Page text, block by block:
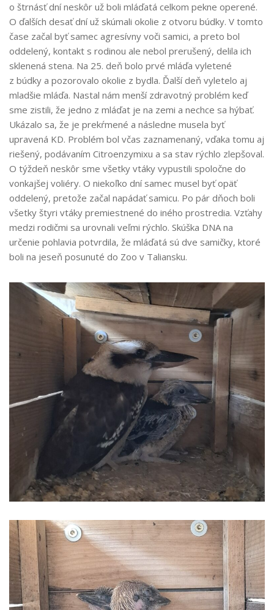
o štrnásť dní neskôr už boli mláďatá celkom pekne operené.
O ďalších desať dní už skúmali okolie z otvoru búdky. V tomto
čase začal byť samec agresívny voči samici, a preto bol
oddelený, kontakt s rodinou ale nebol prerušený, delila ich
sklenená stena. Na 25. deň bolo prvé mláďa vyletené
z búdky a pozorovalo okolie z bydla. Ďalší deň vyletelo aj
mladšie mláďa. Nastal nám menší zdravotný problém keď
sme zistili, že jedno z mláďat je na zemi a nechce sa hýbať.
Ukázalo sa, že je prekŕmené a následne musela byť
upravená KD. Problém bol včas zaznamenaný, vďaka tomu aj
riešený, podávaním Citroenzymixu a sa stav rýchlo zlepšoval.
O týždeň neskôr sme všetky vtáky vypustili spoločne do
vonkajšej voliéry. O niekoľko dní samec musel byť opäť
oddelený, pretože začal napádať samicu. Po pár dňoch boli
všetky štyri vtáky premiestnené do iného prostredia. Vzťahy
medzi rodičmi sa urovnali veľmi rýchlo. Skúška DNA na
určenie pohlavia potvrdila, že mláďatá sú dve samičky, ktoré
boli na jeseň posunuté do Zoo v Taliansku.